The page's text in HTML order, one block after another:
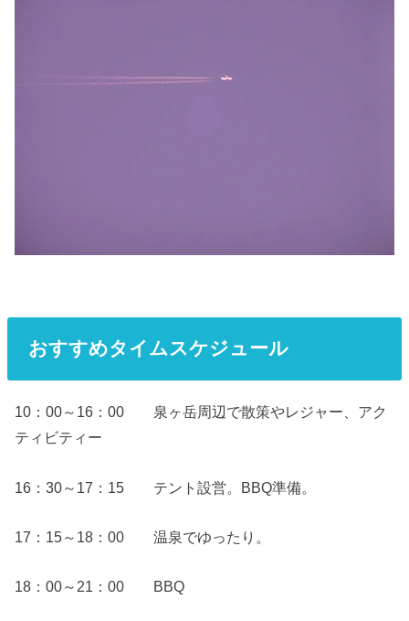
おすすめタイムスケジュール
10：00～16：00 泉ヶ岳周辺で散策やレジャー、アク
ティビティー
16：30～17：15 テント設営。BBQ準備。
17：15～18：00 温泉でゆったり。
18：00～21：00 BBQ